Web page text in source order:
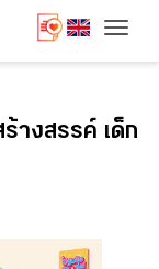
างสรรค์ เด็ก